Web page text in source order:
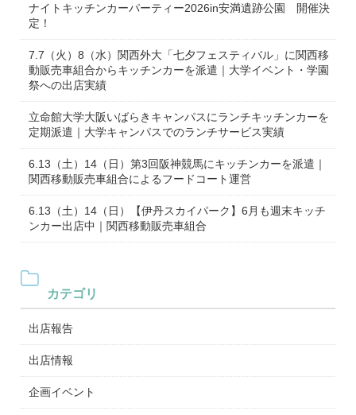
ナイトキッチンカーパーティー2026in安満遺跡公園 開催決
定！
7.7（火）8（水）関西外大「七夕フェスティバル」に関西移
動販売車組合からキッチンカーを派遣｜大学イベント・学園
祭への出店実績
立命館大学大阪いばらきキャンパスにランチキッチンカーを
定期派遣｜大学キャンパスでのランチサービス実績
6.13（土）14（日）第3回阪神競馬にキッチンカーを派遣｜
関西移動販売車組合によるフードコート運営
6.13（土）14（日）【伊丹スカイパーク】6月も週末キッチ
ンカー出店中｜関西移動販売車組合
カテゴリ
出店報告
出店情報
企画イベント